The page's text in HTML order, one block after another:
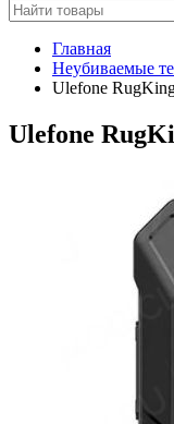
Главная
Неубиваемые
Ulefone
Ulefone